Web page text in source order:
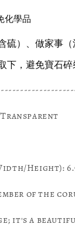
化學品
硫）、做家事（
下，避免寶石
Height):
of the
it's a